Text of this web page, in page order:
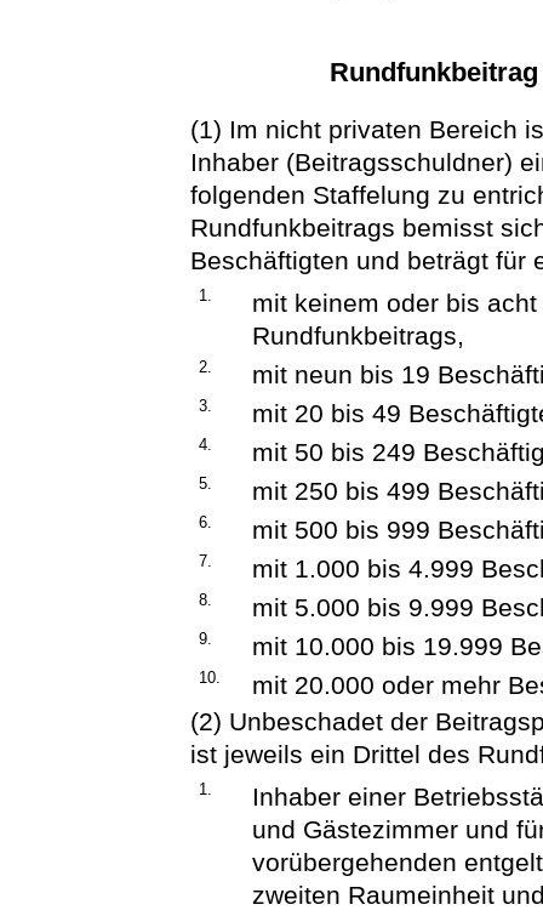
(1) Im nicht privaten Bereich
Inhaber (Beitragsschuldner)
folgenden Staffelung zu
Rundfunkbeitrags bemisst
Beschäftigten und beträgt für
1.
mit keinem oder bis
Rundfunkbeitrags,
2. mit neun bis 19
3. mit 20 bis 49
4. mit 50 bis 249
5. mit 250 bis 499
6. mit 500 bis 999
7. mit 1.000 bis 4.999
8. mit 5.000 bis 9.999
9. mit 10.000 bis 19.999
10.
mit 20.000 oder mehr
(2) Unbeschadet der
ist jeweils ein Drittel des
1.
Inhaber einer
und Gästezimmer und
vorübergehenden
zweiten Raumeinheit